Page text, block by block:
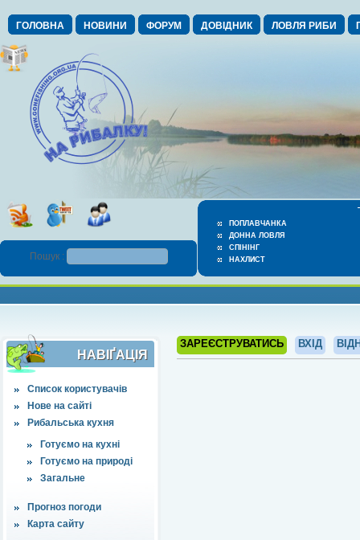
ГОЛОВНА НОВИНИ ФОРУМ ДОВІДНИК ЛОВЛЯ РИБИ
ПОПЛАВЧАНКА
ДОННА ЛОВЛЯ
СПІНІНГ
НАХЛИСТ
Пошук :
НАВІҐАЦІЯ
Список користувачів
Нове на сайті
Рибальська кухня
Готуємо на кухні
Готуємо на природі
Загальне
Прогноз погоди
Карта сайту
ЗАРЕЄСТРУВАТИСЬ ВХІД